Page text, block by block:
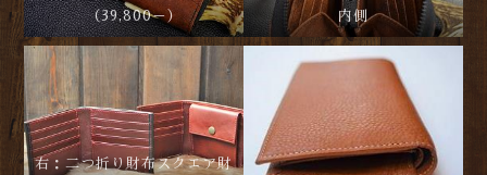
（39,800－）
内側
右：二つ折り財布スクエア財